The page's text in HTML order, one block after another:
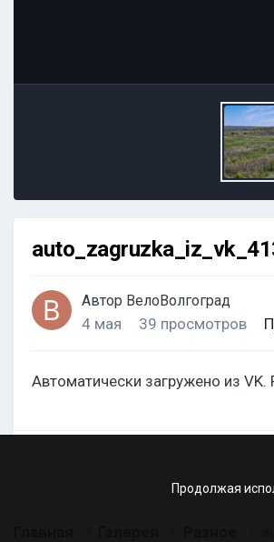
Автор ВелоВолгоград
4 мая 39 просмотров
Автоматически загружено из
Продолжая